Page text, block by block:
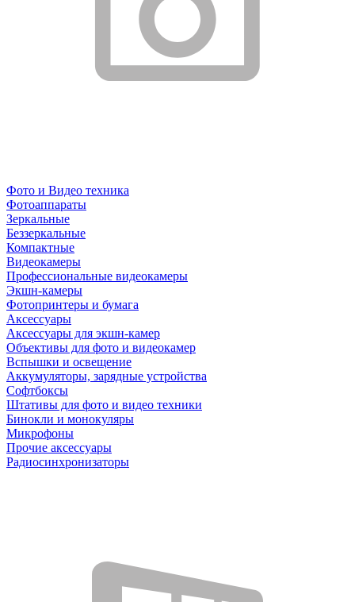
Фото и Видео техника
Фотоаппараты
Зеркальные
Беззеркальные
Компактные
Видеокамеры
Профессиональные видеокамеры
Экшн-камеры
Фотопринтеры и бумага
Аксессуары
Аксессуары для экшн-камер
Объективы для фото и видеокамер
Вспышки и освещение
Аккумуляторы, зарядные устройства
Софтбоксы
Штативы для фото и видео техники
Бинокли и монокуляры
Микрофоны
Прочие аксессуары
Радиосинхронизаторы